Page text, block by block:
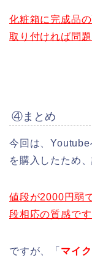
化粧箱に完成品
取り付ければ問
④まとめ
今回は、
を購入したため
値段が2000円弱
段相応の質感です
ですが、「 マイ